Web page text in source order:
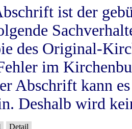
ist der
des Original-
im
Abschrift kann
Deshalb wird
Detail